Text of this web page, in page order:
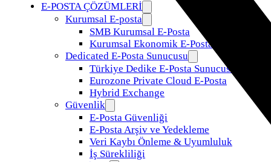
E-POSTA ÇÖZÜMLERİ
Kurumsal E-posta
SMB Kurumsal E-Posta
Kurumsal Ekonomik E-Posta
Dedicated E-Posta Sunucusu
Türkiye Dedike E-Posta Sunucusu
Eurozone Private Cloud E-Posta
Hybrid Exchange
Güvenlik
E-Posta Güvenliği
E-Posta Arşiv ve Yedekleme
Veri Kaybı Önleme & Uyumluluk
İş Sürekliliği